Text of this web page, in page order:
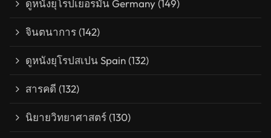
ดูหนังยุโรปเยอรมัน Germany(149)
จินตนาการ(142)
ดูหนังยุโรปสเปน Spain(132)
สารคดี (132)
นิยายวิทยาศาสตร์(130)